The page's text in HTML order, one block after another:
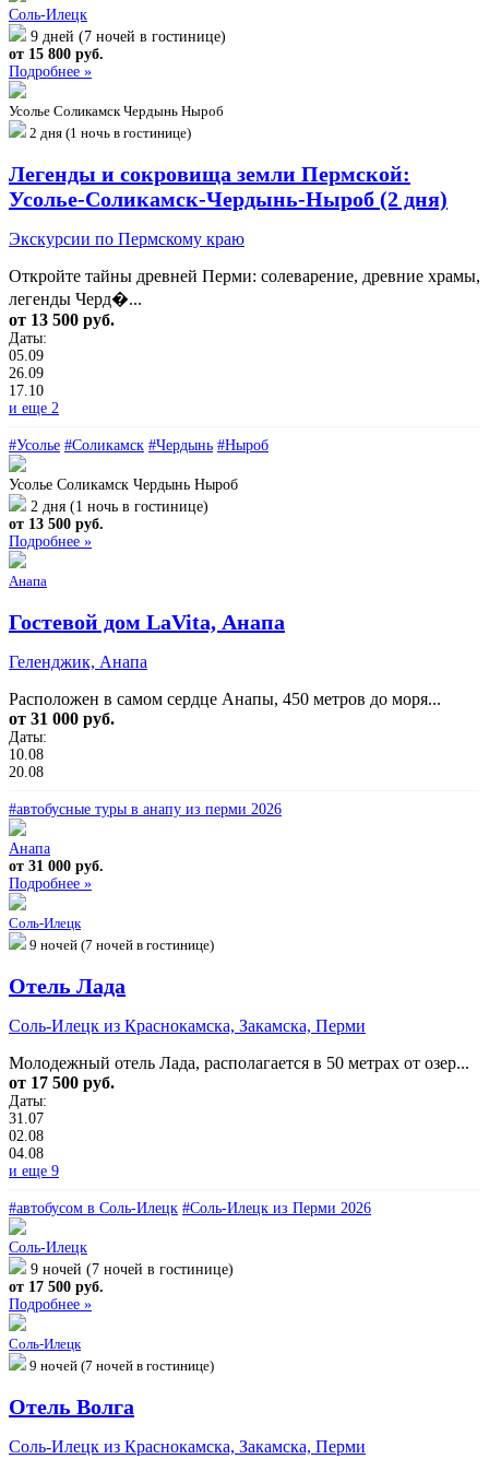
Соль-Илецк
9 дней (7 ночей в гостинице)
от 15 800 руб.
Подробнее »
Усолье Соликамск Чердынь Ныроб
2 дня (1 ночь в гостинице)
Легенды и сокровища земли Пермской:
Усолье-Соликамск-Чердынь-Ныроб (2 дня)
Экскурсии по Пермскому краю
Откройте тайны древней Перми: солеварение, древние храмы,
легенды Черд�...
от 13 500 руб.
Даты:
05.09
26.09
17.10
и еще 2
#Усолье #Соликамск #Чердынь #Ныроб
Усолье Соликамск Чердынь Ныроб
2 дня (1 ночь в гостинице)
от 13 500 руб.
Подробнее »
Анапа
Гостевой дом LaVita, Анапа
Геленджик, Анапа
Расположен в самом сердце Анапы, 450 метров до моря...
от 31 000 руб.
Даты:
10.08
20.08
#автобусные туры в анапу из перми 2026
Анапа
от 31 000 руб.
Подробнее »
Соль-Илецк
9 ночей (7 ночей в гостинице)
Отель Лада
Соль-Илецк из Краснокамска, Закамска, Перми
Молодежный отель Лада, располагается в 50 метрах от озер...
от 17 500 руб.
Даты:
31.07
02.08
04.08
и еще 9
#автобусом в Соль-Илецк #Соль-Илецк из Перми 2026
Соль-Илецк
9 ночей (7 ночей в гостинице)
от 17 500 руб.
Подробнее »
Соль-Илецк
9 ночей (7 ночей в гостинице)
Отель Волга
Соль-Илецк из Краснокамска, Закамска, Перми